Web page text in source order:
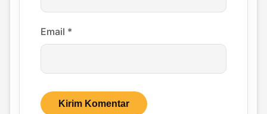
Email *